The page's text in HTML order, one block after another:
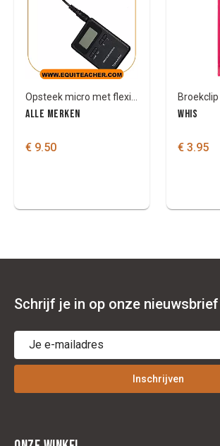
ALLE MERKEN
€ 9.50
WHIS
€ 3.95
Schrijf je in op onze nieuwsbrief
Inschrijven